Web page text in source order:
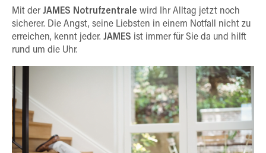
Mit der JAMES Notrufzentrale wird Ihr Alltag jetzt noch
sicherer. Die Angst, seine Liebsten in einem Notfall nicht zu
erreichen, kennt jeder. JAMES ist immer für Sie da und hilft
rund um die Uhr.